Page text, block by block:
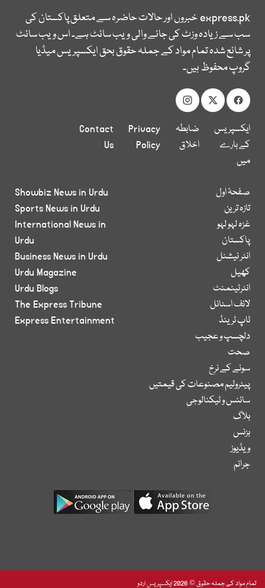
express.pkخبروں اور حالات حاضرہ سے متعلق پاکستان کی
سب سے زیادہ وزٹ کی جانے والی ویب سائٹ ہے۔ اس ویب سائٹ
پر شائع شدہ تمام مواد کے جملہ حقوق بحق ایکسپریس میڈیا
گروپ محفوظ ہیں۔
ایکسپریس
کے بارے
میں
ضابطہ
اخلاق
Privacy
Policy
Contact
Us
صفحۂ اول
تازہ ترین
غزہ لہو لہو
پاکستان
انٹر نیشنل
کھیل
انٹرٹینمنٹ
لائف اسٹائل
ٹاپ ٹرینڈ
دلچسپ و عجیب
صحت
سونے کے نرخ
پیٹرولیم مصنوعات کی قیمتیں
سائنس و ٹیکنالوجی
بلاگ
بزنس
ویڈیوز
جرائم
Showbiz News in Urdu
Sports News in Urdu
International News in
Urdu
Business News in Urdu
Urdu Magazine
Urdu Blogs
The Express Tribune
Express Entertainment
تمام مواد کے جملہ حقوق © 2026 ایکسپریس اردو